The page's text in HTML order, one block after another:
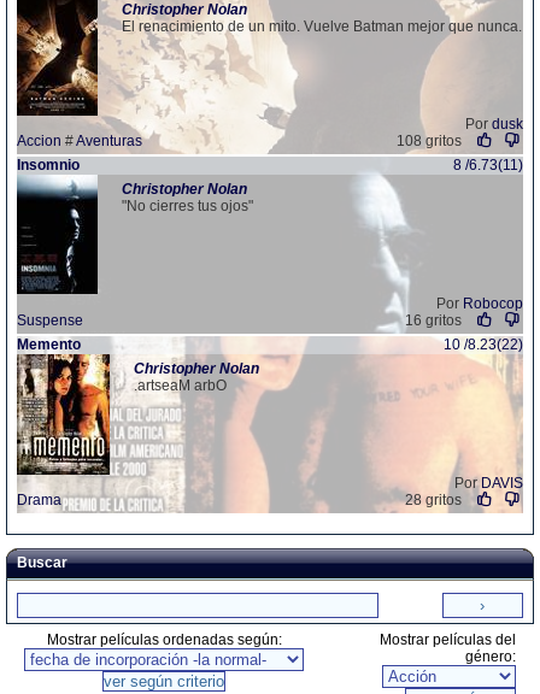
Christopher Nolan
El renacimiento de un mito. Vuelve Batman mejor que nunca.
Por dusk
Accion #Aventuras
108 gritos
Insomnio
8 /6.73(11)
Christopher Nolan
"No cierres tus ojos"
Por Robocop
Suspense
16 gritos
Memento
10 /8.23(22)
Christopher Nolan
.artseaM arbO
Por DAVIS
Drama
28 gritos
Buscar
Mostrar películas ordenadas según:
Mostrar películas del
género: